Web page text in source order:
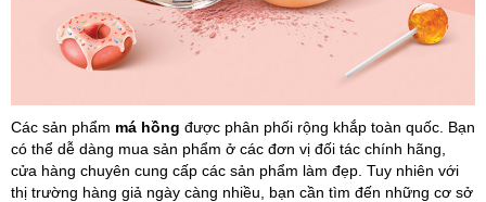
Các sản phẩm má hồng được phân phối rộng khắp toàn quốc. Bạn
có thể dễ dàng mua sản phẩm ở các đơn vị đối tác chính hãng,
cửa hàng chuyên cung cấp các sản phẩm làm đẹp. Tuy nhiên với
thị trường hàng giả ngày càng nhiều, bạn cần tìm đến những cơ sở